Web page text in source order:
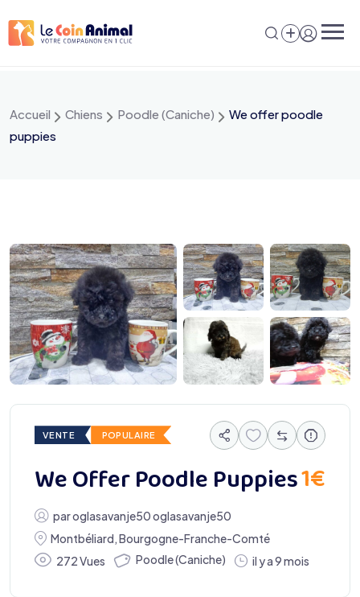
au
Accueil Chiens Poodle (Caniche)
We offer poodle
puppies
VENTE POPULAIRE
We Offer Poodle Puppies1€
paroglasavanje50 oglasavanje50
Montbéliard,Bourgogne-Franche-Comté
272 Vues
Poodle (Caniche) il y a 9 mois